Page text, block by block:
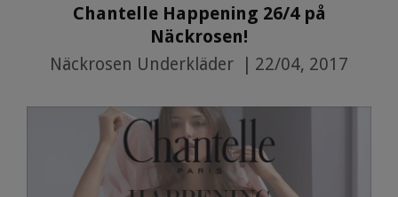
Chantelle Happening 26/4 på
Näckrosen!
Näckrosen Underkläder 22/04, 2017